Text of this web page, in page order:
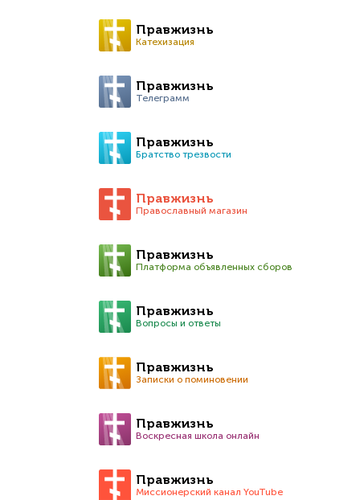
Правжизнь
Катехизация
Правжизнь
Телеграмм
Правжизнь
Братство трезвости
Правжизнь
Православный магазин
Правжизнь
Платформа объявленных сборов
Правжизнь
Вопросы и ответы
Правжизнь
Записки о поминовении
Правжизнь
Воскресная школа онлайн
Правжизнь
Миссионерский канал YouTube